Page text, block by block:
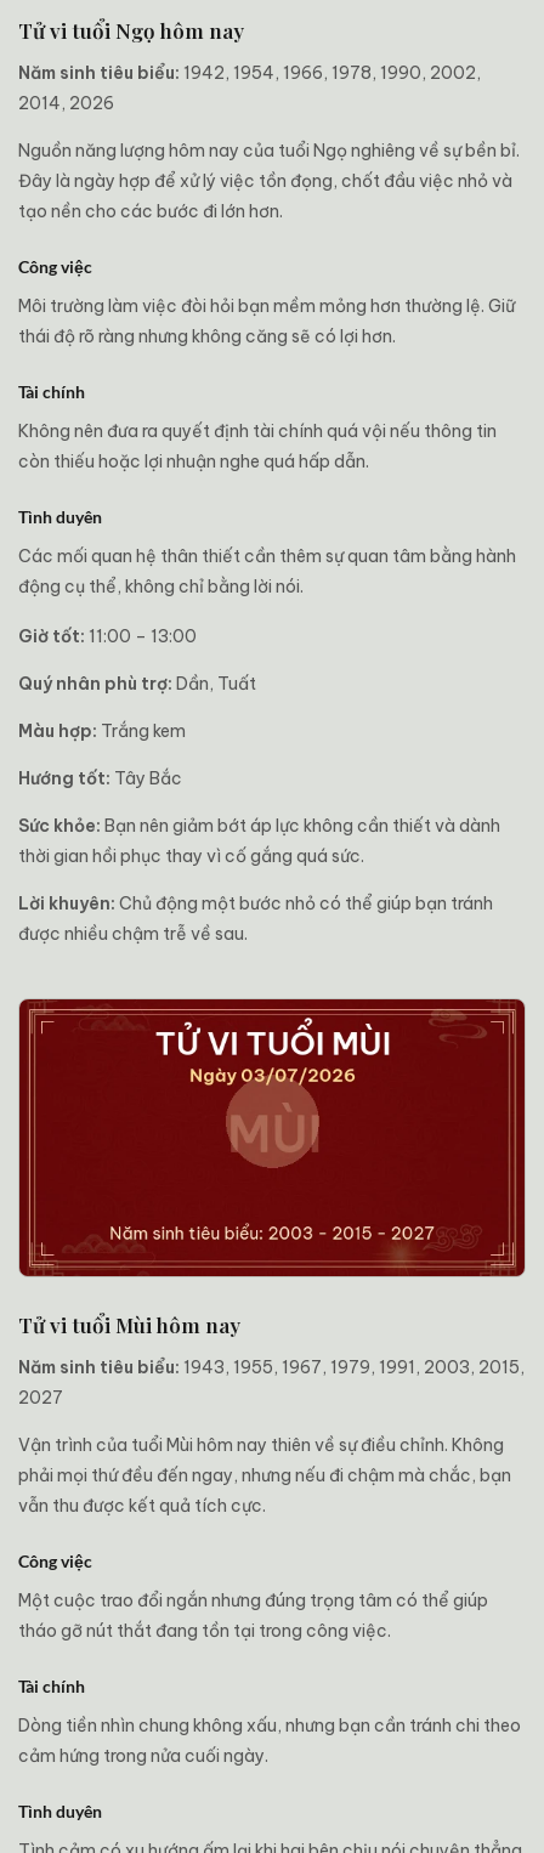
Tử vi tuổi Ngọ hôm nay
Năm sinh tiêu biểu: 1942, 1954, 1966, 1978, 1990, 2002,
2014, 2026
Nguồn năng lượng hôm nay của tuổi Ngọ nghiêng về sự bền bỉ.
Đây là ngày hợp để xử lý việc tồn đọng, chốt đầu việc nhỏ và
tạo nền cho các bước đi lớn hơn.
Công việc
Môi trường làm việc đòi hỏi bạn mềm mỏng hơn thường lệ. Giữ
thái độ rõ ràng nhưng không căng sẽ có lợi hơn.
Tài chính
Không nên đưa ra quyết định tài chính quá vội nếu thông tin
còn thiếu hoặc lợi nhuận nghe quá hấp dẫn.
Tình duyên
Các mối quan hệ thân thiết cần thêm sự quan tâm bằng hành
động cụ thể, không chỉ bằng lời nói.
Giờ tốt: 11:00 – 13:00
Quý nhân phù trợ: Dần, Tuất
Màu hợp: Trắng kem
Hướng tốt: Tây Bắc
Sức khỏe: Bạn nên giảm bớt áp lực không cần thiết và dành
thời gian hồi phục thay vì cố gắng quá sức.
Lời khuyên: Chủ động một bước nhỏ có thể giúp bạn tránh
được nhiều chậm trễ về sau.
Tử vi tuổi Mùi hôm nay
Năm sinh tiêu biểu: 1943, 1955, 1967, 1979, 1991, 2003, 2015,
2027
Vận trình của tuổi Mùi hôm nay thiên về sự điều chỉnh. Không
phải mọi thứ đều đến ngay, nhưng nếu đi chậm mà chắc, bạn
vẫn thu được kết quả tích cực.
Công việc
Một cuộc trao đổi ngắn nhưng đúng trọng tâm có thể giúp
tháo gỡ nút thắt đang tồn tại trong công việc.
Tài chính
Dòng tiền nhìn chung không xấu, nhưng bạn cần tránh chi theo
cảm hứng trong nửa cuối ngày.
Tình duyên